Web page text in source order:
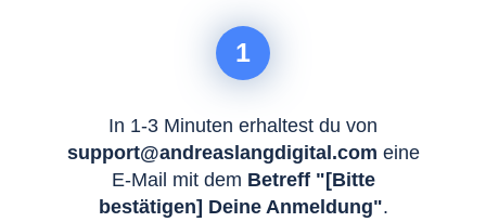
1
In 1-3 Minuten erhaltest du von
support@andreaslangdigital.com eine
E-Mail mit dem Betreff " [Bitte
bestätigen] Deine Anmeldung".